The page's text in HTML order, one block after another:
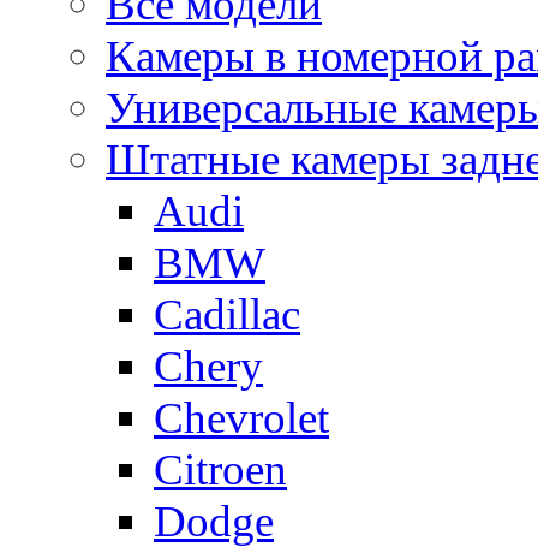
Камеры в номерной
Универсальные
Штатные камеры
Audi
BMW
Cadillac
Chery
Chevrolet
Citroen
Dodge